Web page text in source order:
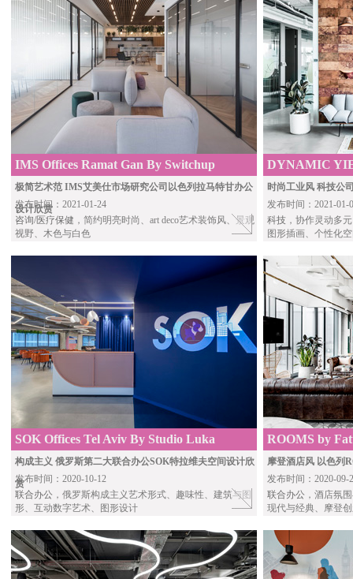
IMS Offices Ramat Gan By Switchup
极简艺术范 IMS艾美仕市场研究公司以色列拉马特甘办公
设计欣赏
发布时间：2021-01-24
咨询/医疗保健 ，简约明亮时尚、art deco艺术装饰风、景观
视野、木色与白色
DYNAMIC
ROY DAVID
时尚工业风 科技公
发布时间：2021-01-
科技 ，协作灵动多
图形插画、个性化
SOK Offices Tel Aviv By Studio Luka
构成主义 俄罗斯第二大联合办公SOK特拉维夫空间设计欣
赏
发布时间：2020-10-12
联合办公 ，俄罗斯构成主义艺术形式、趣味性、建筑与图
形、互动数字艺术、图形设计
ROOMS by
Ra’anana By
摩登酒店风 以色列
发布时间：2020-09-
联合办公 ，酒店氛
现代与经典、摩登